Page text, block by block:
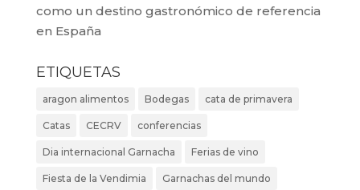
como un destino gastronómico de referencia
en España
ETIQUETAS
aragon alimentos Bodegas cata de primavera
Catas CECRV conferencias
Dia internacional Garnacha Ferias de vino
Fiesta de la Vendimia Garnachas del mundo